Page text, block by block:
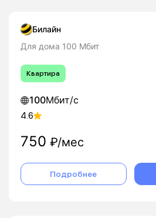
Билайн
Для дома 100 Мбит
Квартира
100Мбит/с
4.6
750 ₽/мес
Подробнее